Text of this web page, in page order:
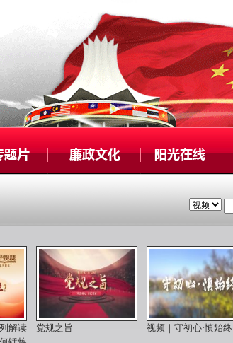
解读
党规之旨 视频｜守初心·慎始终